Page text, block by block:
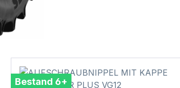
Bestand 6+